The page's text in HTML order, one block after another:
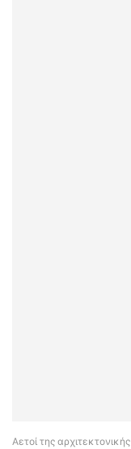
Αετοί της αρχιτεκτονικής